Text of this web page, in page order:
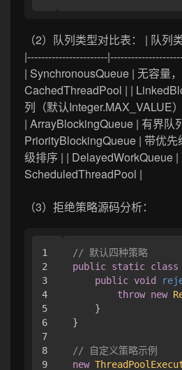
（2）队列类型对比表： | 队列
|-----------------------
| SynchronousQueue | 无容量
CachedThreadPool | |
列（默认Integer.MAX_VALUE
| ArrayBlockingQueue | 有界队
PriorityBlockingQueue | 带优
级排序 | | DelayedWorkQueue
ScheduledThreadPool |
（3）拒绝策略源码分析：
1
2
3
4
5
6
7
8
9
// 默认四种策略
public static class
public void
throw new
    }
}
// 自定义策略示例
new